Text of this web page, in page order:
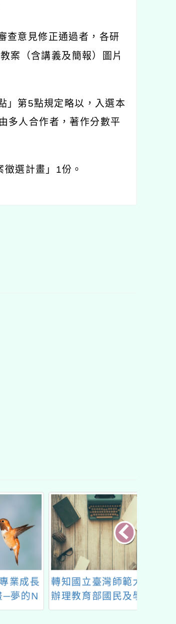
查意見修正通過者，各研
案（含講義及簡報）圖片
」第5點規定略以，入選本
多人合作者，著作分數平
選計畫」 1份。
長
的N
二
轉知國立臺灣師範大學
辦理教育部國民及學前
教育署委託該校化學系